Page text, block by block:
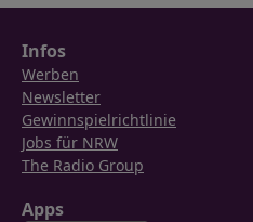
Infos
Werben
Newsletter
Gewinnspielrichtlinie
Jobs für NRW
The Radio Group
Apps